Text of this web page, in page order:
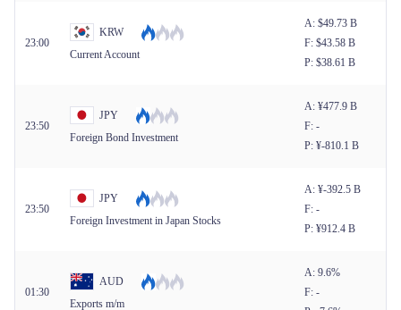
23:00
KRW
Current Account
A: $​49.73 B
F: $​43.58 B
P: $​38.61 B
23:50
JPY
Foreign Bond Investment
A: ¥​477.9 B
F: -
P: ¥​-810.1 B
23:50
JPY
Foreign Investment in Japan Stocks
A: ¥​-392.5 B
F: -
P: ¥​912.4 B
01:30
AUD
Exports m/m
A: 9.6%
F: -